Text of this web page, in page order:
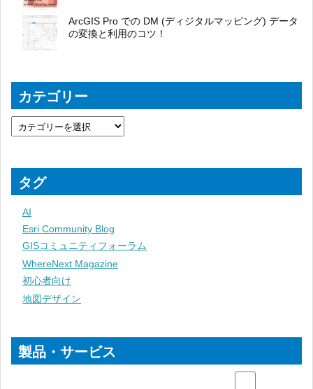
ArcGIS Pro での DM (ディジタルマッピング) データ
の変換と利用のコツ！
カテゴリー
タグ
AI
Esri Community Blog
GISコミュニティフォーラム
WhereNext Magazine
初心者向け
地図デザイン
製品・サービス